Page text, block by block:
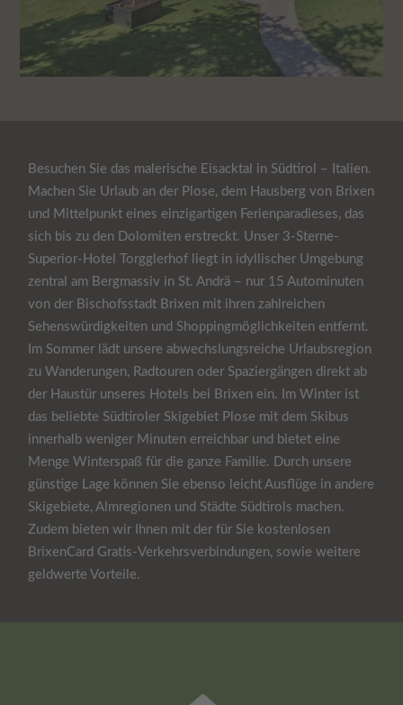
Besuchen Sie das malerische Eisacktal in Südtirol – Italien.
Machen Sie Urlaub an der Plose, dem Hausberg von Brixen
und Mittelpunkt eines einzigartigen Ferienparadieses, das
sich bis zu den Dolomiten erstreckt. Unser 3-Sterne-
Superior-Hotel Torgglerhof liegt in idyllischer Umgebung
zentral am Bergmassiv in St. Andrä – nur 15 Autominuten
von der Bischofsstadt Brixen mit ihren zahlreichen
Sehenswürdigkeiten und Shoppingmöglichkeiten entfernt.
Im Sommer lädt unsere abwechslungsreiche Urlaubsregion
zu Wanderungen, Radtouren oder Spaziergängen direkt ab
der Haustür unseres Hotels bei Brixen ein. Im Winter ist
das beliebte Südtiroler Skigebiet Plose mit dem Skibus
innerhalb weniger Minuten erreichbar und bietet eine
Menge Winterspaß für die ganze Familie. Durch unsere
günstige Lage können Sie ebenso leicht Ausflüge in andere
Skigebiete, Almregionen und Städte Südtirols machen.
Zudem bieten wir Ihnen mit der für Sie kostenlosen
BrixenCard Gratis-Verkehrsverbindungen, sowie weitere
geldwerte Vorteile.